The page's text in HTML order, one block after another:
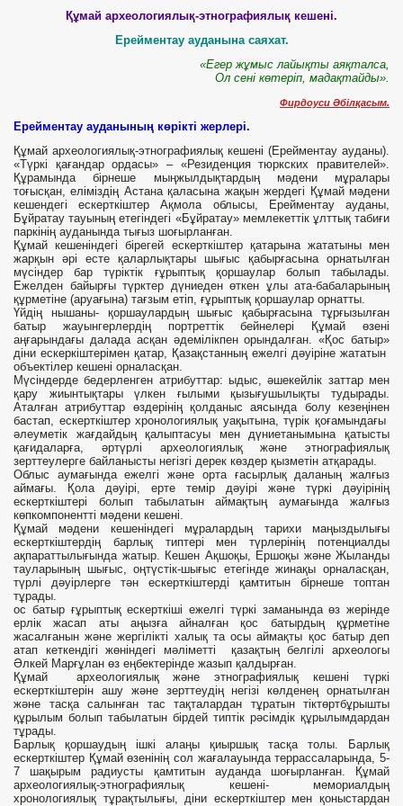
Құмай археологиялық-этнографиялық кешені.
Ерейментау ауданына саяхат.
«Егер жұмыс лайықты аяқталса,
Ол сені көтеріп, мадақтайды».
Фирдоуси Әбілқасым.
Ерейментау ауданының көрікті жерлері.
Құмай археологиялық-этнографиялық кешені (Ерейментау ауданы).
«Түркі қағандар ордасы» – «Резиденция тюркских правителей».
Құрамында бірнеше мыңжылдықтардың мәдени мұралары
тоғысқан, еліміздің Астана қаласына жақын жердегі Құмай мәдени
кешендегі ескерткіштер Ақмола облысы, Ерейментау ауданы,
Бұйратау тауының етегіндегі «Бұйратау» мемлекеттік ұлттық табиғи
паркінің ауданында тығыз шоғырланған.
Құмай кешеніндегі бірегей ескерткіштер қатарына жататыны мен
жарқын әрі есте қаларлықтары шығыс қабырғасына орнатылған
мүсіндер бар түріктік ғұрыптық қоршаулар болып табылады.
Ежелден байырғы түрктер дүниеден өткен ұлы ата-бабаларының
құрметіне (аруағына) тағзым етіп, ғұрыптық қоршаулар орнатты.
Үйдің нышаны- қоршаулардың шығыс қабырғасына тұрғызылған
батыр жауынгерлердің портреттік бейнелері Құмай өзені
аңғарындағы далада асқан әдемілікпен орындалған. «Қос батыр»
діни ескеркіштерімен қатар, Қазақстанның ежелгі дәуіріне жататын
объектілер кешені орналасқан.
Мүсіндерде бедерленген атрибуттар: ыдыс, әшекейлік заттар мен
қару жиынтықтары үлкен ғылыми қызығушылықты тудырады.
Аталған атрибуттар өздерінің қолданыс аясында болу кезеңінен
бастап, ескерткіштер хронологиялық уақытына, түрік қоғамындағы
әлеуметік жағдайдың қалыптасуы мен дүниетанымына қатысты
қағидаларға, әртүрлі археологиялық және этнографиялық
зерттеулерге байланысты негізгі дерек көздер қызметін атқарады.
Облыс аумағында ежелгі және орта ғасырлық даланың жалғыз
аймағы. Қола дәуірі, ерте темір дәуірі және түркі дәуірінің
ескерткіштері болып табылатын аймақтың аумағында жалғыз
көпкомпонентті мәдени кешені.
Құмай мәдени кешеніндегі мұралардың тарихи маңыздылығы
ескерткіштердің барлық типтері мен түрлерінің потенциалды
ақпараттылығында жатыр. Кешен Ақшоқы, Ершоқы және Жыланды
тауларының шығыс, оңтүстік-шығыс етегінде жинақы орналасқан,
түрлі дәуірлерге тән ескерткіштерді қамтитын бірнеше топтан
тұрады.
ос батыр ғұрыптық ескерткіші ежелгі түркі заманында өз жерінде
ерлік жасап аты аңызға айналған қос батырдың құрметіне
жасалғанын және жергілікті халық та осы аймақты қос батыр деп
атап кеткендігі жөніндегі мәліметті қазақтың белгілі археологы
Әлкей Марғұлан өз еңбектерінде жазып қалдырған.
Құмай археологиялық және этнографиялық кешені түркі
ескерткіштерін ашу және зерттеудің негізі көлденең орнатылған
және тасқа салынған тас тақталардан тұратын тіктөртбұрышты
құрылым болып табылатын бірдей типтік рәсімдік құрылымдардан
тұрады.
Барлық қоршаудың ішкі алаңы қиыршық тасқа толы. Барлық
ескерткіштер Құмай өзенінің сол жағалауында террассаларында, 5-
7 шақырым радиусты қамтитын ауданда шоғырланған. Құмай
археологиялық-этнографиялық кешені- мемориалдың
хронологиялық тұрақтылығы, діни ескерткіштер мен қоныстардан